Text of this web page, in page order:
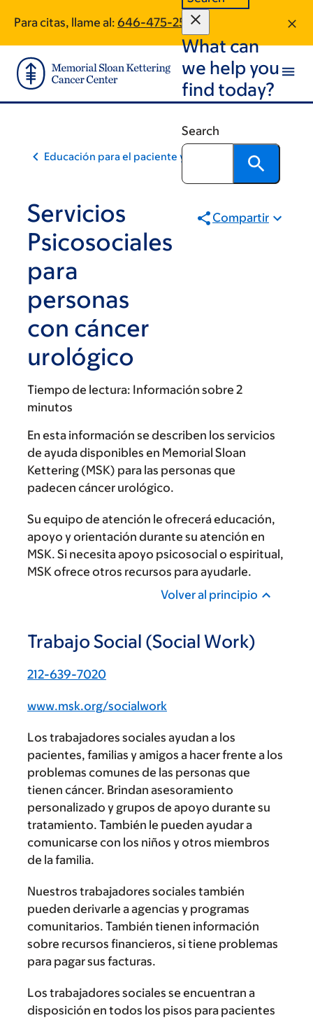
main
content
footer
Para citas, llame al: 646-475-2529
What can
we help you
find today?
Search
Educación para el paciente y la comunidad
Servicios
Psicosociales
para
personas
con cáncer
urológico
Compartir
Tiempo de lectura: Información sobre 2
minutos
En esta información se describen los servicios
de ayuda disponibles en Memorial Sloan
Kettering (MSK) para las personas que
padecen cáncer urológico.
Su equipo de atención le ofrecerá educación,
apoyo y orientación durante su atención en
MSK. Si necesita apoyo psicosocial o espiritual,
MSK ofrece otros recursos para ayudarle.
Volver al principio
Trabajo Social (Social Work)
212-639-7020
www.msk.org/socialwork
Los trabajadores sociales ayudan a los
pacientes, familias y amigos a hacer frente a los
problemas comunes de las personas que
tienen cáncer. Brindan asesoramiento
personalizado y grupos de apoyo durante su
tratamiento. También le pueden ayudar a
comunicarse con los niños y otros miembros
de la familia.
Nuestros trabajadores sociales también
pueden derivarle a agencias y programas
comunitarios. También tienen información
sobre recursos financieros, si tiene problemas
para pagar sus facturas.
Los trabajadores sociales se encuentran a
disposición en todos los pisos para pacientes